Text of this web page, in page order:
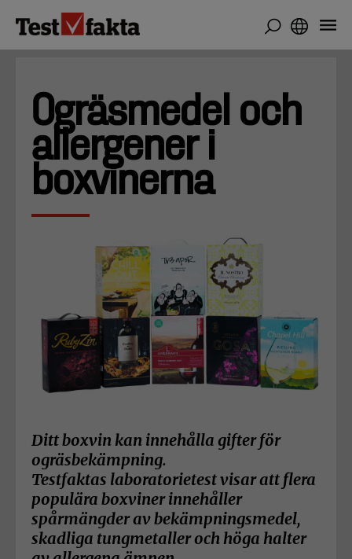
huvudinnehåll
Ogräsmedel och
allergener i
boxvinerna
Ditt boxvin kan innehålla gifter för
ogräsbekämpning.
Testfaktas laboratorietest visar att flera
populära boxviner innehåller
spårmängder av bekämpningsmedel,
skadliga tungmetaller och höga halter